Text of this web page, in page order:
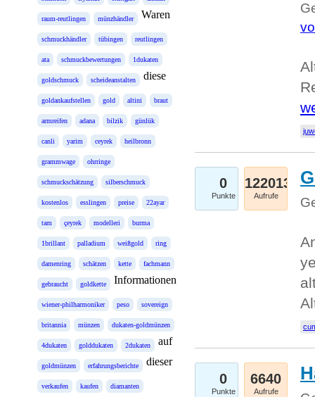
raum-reutlingen münzhändler
schmuckhändler tübingen reutlingen
ata schmuckbewertungen 1dukaten
goldschmuck scheideanstalten
goldankaufstellen gold altini braut
armreifen adana bilzik günlük
canli yarim ceyrek heilbronn
grammwage ohrringe
schmuckschätzung silberschmuck
kostenlos esslingen preise 22ayar
tam çeyrek modelleri burma
1brillant palladium weißgold ring
damenring schätzen kette fachmann
gebraucht goldkette
wiener-philharmoniker peso sovereign
britannia münzen dukaten-goldmünzen
4dukaten golddukaten 2dukaten
goldmünzen erfahrungsberichte
verkaufen kaufen diamanten
Waren
diese
Informationen
auf
dieser
0
Punkte
122013
Aufrufe
0
Punkte
6640
Aufrufe